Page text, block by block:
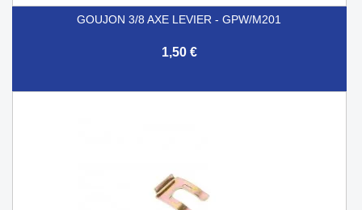
GOUJON 3/8 AXE LEVIER - GPW/M201
1,50 €